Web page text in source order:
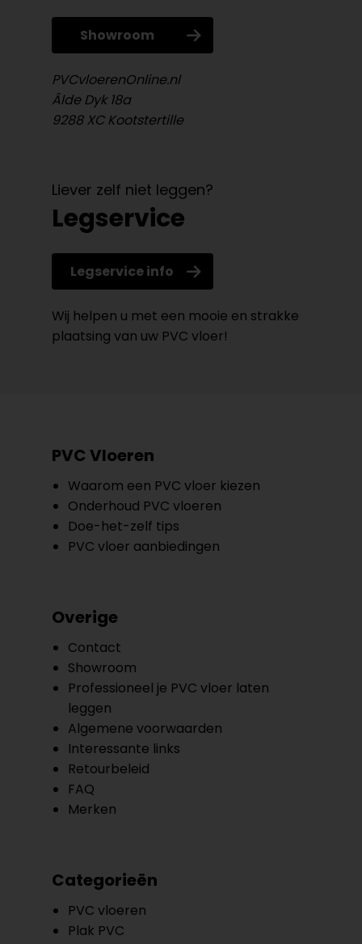
Showroom
PVCvloerenOnline.nl
Âlde Dyk 18a
9288 XC Kootstertille
Liever zelf niet leggen?
Legservice
Legservice info
Wij helpen u met een mooie en strakke
plaatsing van uw PVC vloer!
PVC Vloeren
Waarom een PVC vloer kiezen
Onderhoud PVC vloeren
Doe-het-zelf tips
PVC vloer aanbiedingen
Overige
Contact
Showroom
Professioneel je PVC vloer laten
leggen
Algemene voorwaarden
Interessante links
Retourbeleid
FAQ
Merken
Categorieën
PVC vloeren
Plak PVC